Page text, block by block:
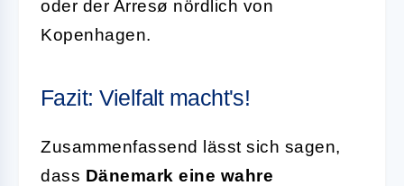
oder der Arresø nördlich von
Kopenhagen.
Fazit: Vielfalt macht's!
Zusammenfassend lässt sich sagen,
dass Dänemark eine wahre